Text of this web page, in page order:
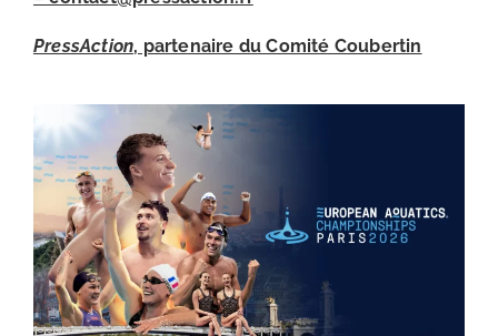
PressAction, partenaire du Comité Coubertin